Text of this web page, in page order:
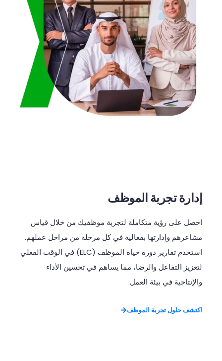
إدارة تجربة الموظف
احصل على رؤية متكاملة لتجربة موظفيك من خلال قياس
مشاعرهم وإدارتها بفعالية في كل مرحلة من مراحل عملهم.
استخدم تقارير دورة حياة الموظف (ELC) في الوقت الفعلي
لتعزيز التفاعل والرضا، مما يساهم في تحسين الأداء
والإنتاجية في بيئة العمل.
اكتشف حلول تجربة الموظف